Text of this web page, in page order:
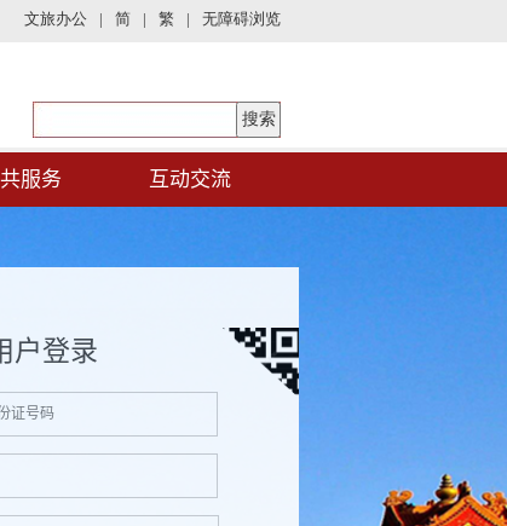
服务 互动交流
户登录